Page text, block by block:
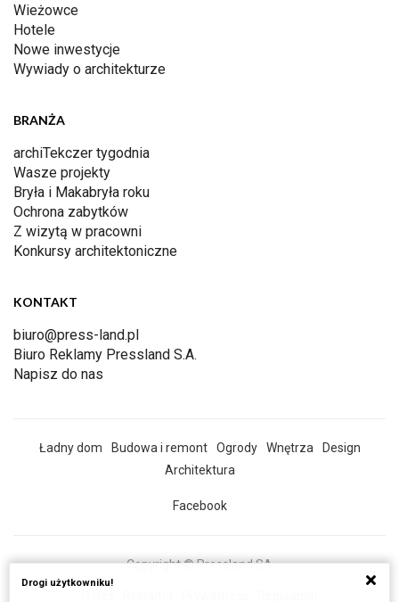
Wieżowce
Hotele
Nowe inwestycje
Wywiady o architekturze
BRANŻA
archiTekczer tygodnia
Wasze projekty
Bryła i Makabryła roku
Ochrona zabytków
Z wizytą w pracowni
Konkursy architektoniczne
KONTAKT
biuro@press-land.pl
Biuro Reklamy Pressland S.A.
Napisz do nas
Ładny dom Budowa i remont Ogrody Wnętrza
Design
Architektura
Facebook
Copyright © Pressland SA
Drogi użytkowniku!